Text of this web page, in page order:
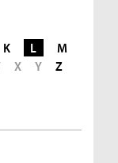
K L
M
X Y
Z